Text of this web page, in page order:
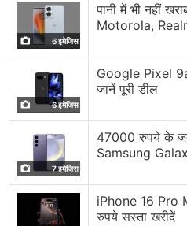
6 इमेजिस
पानी में भी नहीं
Motorola,
6 इमेजिस
Google Pixel
जानें पूरी डील
7 इमेजिस
47000 रुपये के
Samsung
iPhone 16 Pro
रुपये सस्ता खरीदें